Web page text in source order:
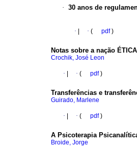
· 30 anos de
· · ( pdf)
Notas sobre a nação
Crochik, José Leon
· · ( pdf)
Transferências e
Guirado, Marlene
· · ( pdf)
A Psicoterapia
Broide, Jorge